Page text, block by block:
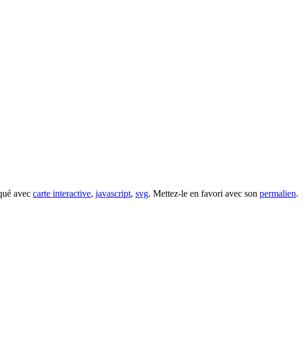
avec carte interactive, javascript, svg. Mettez-le en favori avec son permalien.